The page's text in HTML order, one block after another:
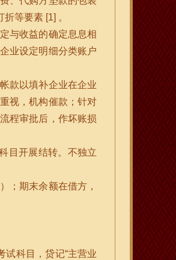
等要素 [1] 。
与收益的确定息息相
业设定明细分类账户
款以填补企业在企业
视，机构催款；针对
程审批后，作坏账损
目开展结转。不独立
；期末余额在借方，
试科目，贷记“主营业